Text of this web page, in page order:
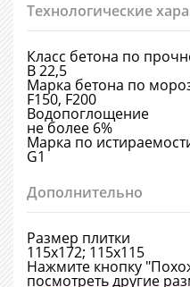
Технологические
Класс бетона по
В 22,5
Марка бетона по
F150, F200
Водопоглощение
не более 6%
Марка по
G1
Дополнительно
Размер плитки
115х172; 115х115
Нажмите кнопку
посмотреть другие